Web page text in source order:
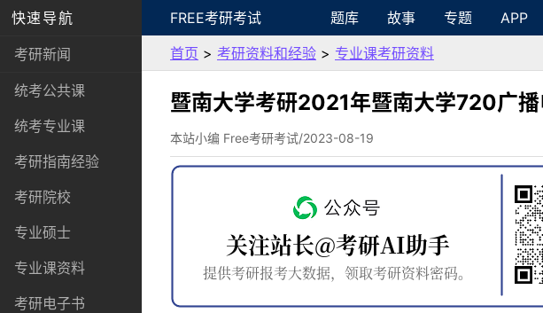
快速导航
考研新闻
统考公共课
统考专业课
考研指南经验
考研院校
专业硕士
专业课资料
考研电子书
FREE考研考试 题库 故事 专题 APP
首页 > 考研资料和经验 > 专业课考研资料
暨南大学考研2021年暨南大学720广
本站小编 Free考研考试/2023-08-19